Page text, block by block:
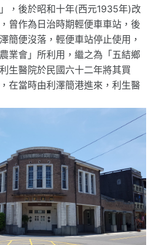
，後於昭和十年(西元1935年)改
曾作為日治時期輕便車車站，後
簡便沒落，輕便車站停止使用，
業會」所利用，繼之為「五結鄉
生醫院於民國六十二年將其買
在當時由利澤簡港進來，利生醫